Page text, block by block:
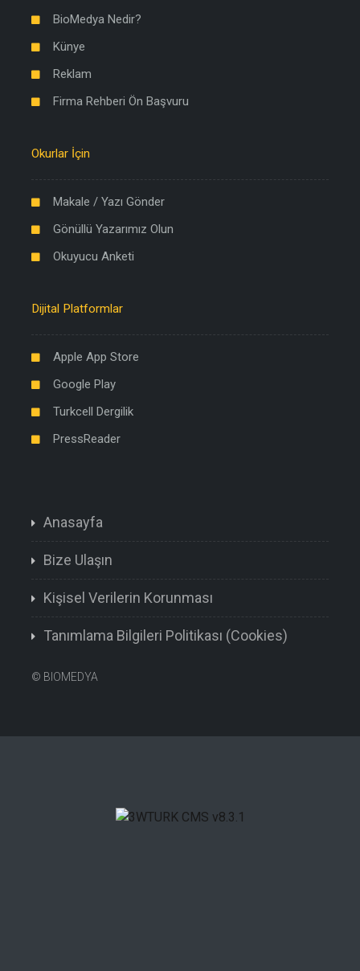
BioMedya Nedir?
Künye
Reklam
Firma Rehberi Ön Başvuru
Okurlar İçin
Makale / Yazı Gönder
Gönüllü Yazarımız Olun
Okuyucu Anketi
Dijital Platformlar
Apple App Store
Google Play
Turkcell Dergilik
PressReader
Anasayfa
Bize Ulaşın
Kişisel Verilerin Korunması
Tanımlama Bilgileri Politikası (Cookies)
© BIOMEDYA